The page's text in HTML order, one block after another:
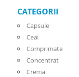
CATEGORII
Capsule
Ceai
Comprimate
Concentrat
Crema